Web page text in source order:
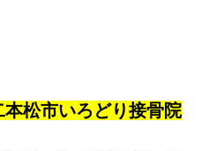
松市いろどり接骨院